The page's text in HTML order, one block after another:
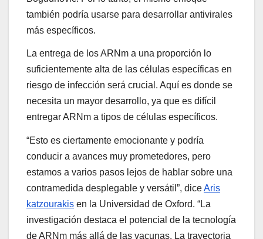
también podría usarse para desarrollar antivirales
más específicos.
La entrega de los ARNm a una proporción lo
suficientemente alta de las células específicas en
riesgo de infección será crucial. Aquí es donde se
necesita un mayor desarrollo, ya que es difícil
entregar ARNm a tipos de células específicos.
“Esto es ciertamente emocionante y podría
conducir a avances muy prometedores, pero
estamos a varios pasos lejos de hablar sobre una
contramedida desplegable y versátil”, diceAris
katzourakis en la Universidad de Oxford. “La
investigación destaca el potencial de la tecnología
de ARNm más allá de las vacunas. La trayectoria